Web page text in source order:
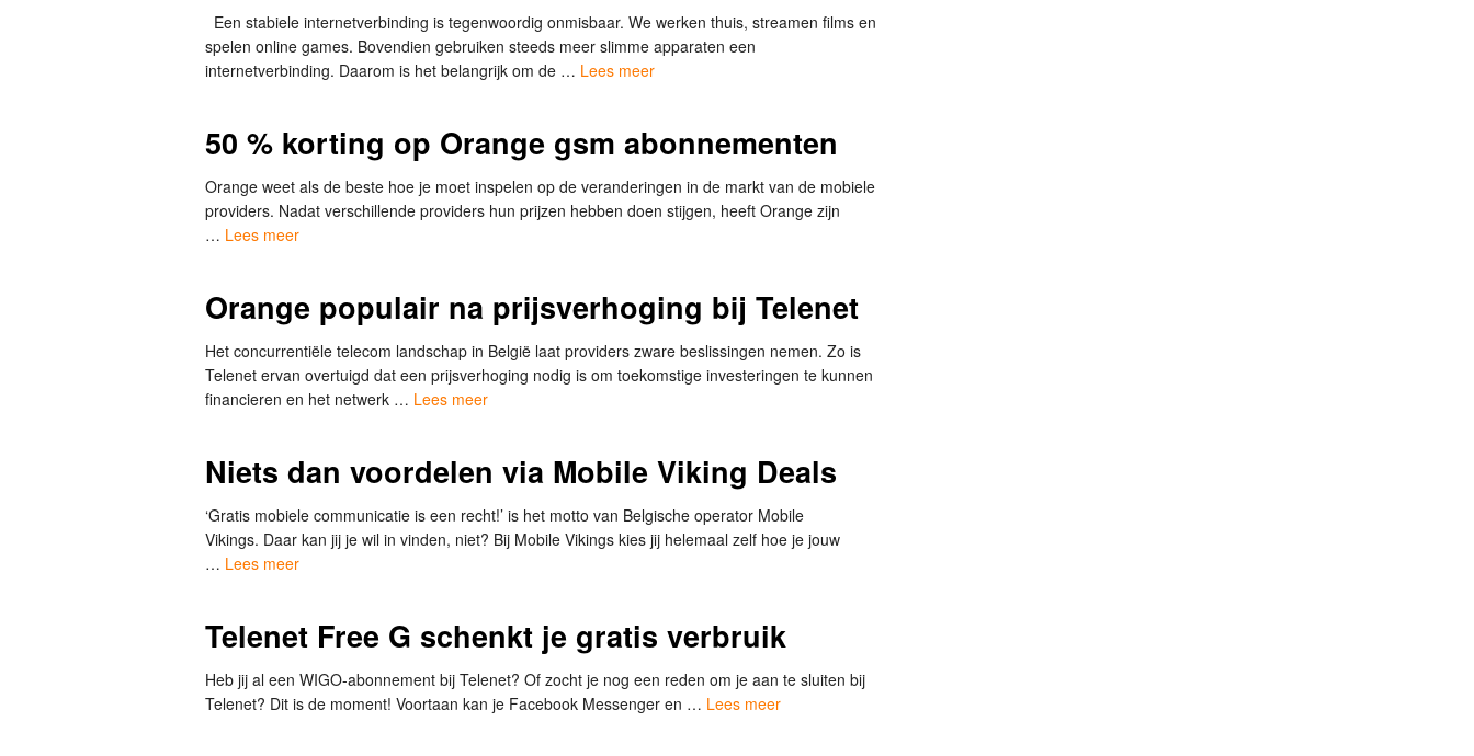
Een stabiele internetverbinding is tegenwoordig onmisbaar. We werken thuis, streamen films en
spelen online games. Bovendien gebruiken steeds meer slimme apparaten een
internetverbinding. Daarom is het belangrijk om de … Lees meer
50 % korting op Orange gsm abonnementen
Orange weet als de beste hoe je moet inspelen op de veranderingen in de markt van de mobiele
providers. Nadat verschillende providers hun prijzen hebben doen stijgen, heeft Orange zijn
… Lees meer
Orange populair na prijsverhoging bij Telenet
Het concurrentiële telecom landschap in België laat providers zware beslissingen nemen. Zo is
Telenet ervan overtuigd dat een prijsverhoging nodig is om toekomstige investeringen te kunnen
financieren en het netwerk … Lees meer
Niets dan voordelen via Mobile Viking Deals
‘Gratis mobiele communicatie is een recht!’ is het motto van Belgische operator Mobile
Vikings. Daar kan jij je wil in vinden, niet? Bij Mobile Vikings kies jij helemaal zelf hoe je jouw
… Lees meer
Telenet Free G schenkt je gratis verbruik
Heb jij al een WIGO-abonnement bij Telenet? Of zocht je nog een reden om je aan te sluiten bij
Telenet? Dit is de moment! Voortaan kan je Facebook Messenger en … Lees meer